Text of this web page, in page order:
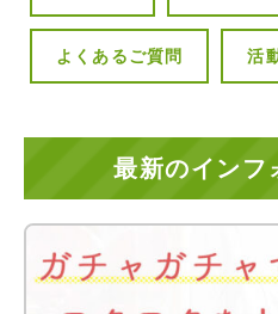
よくあるご質問 活
最新のインフ